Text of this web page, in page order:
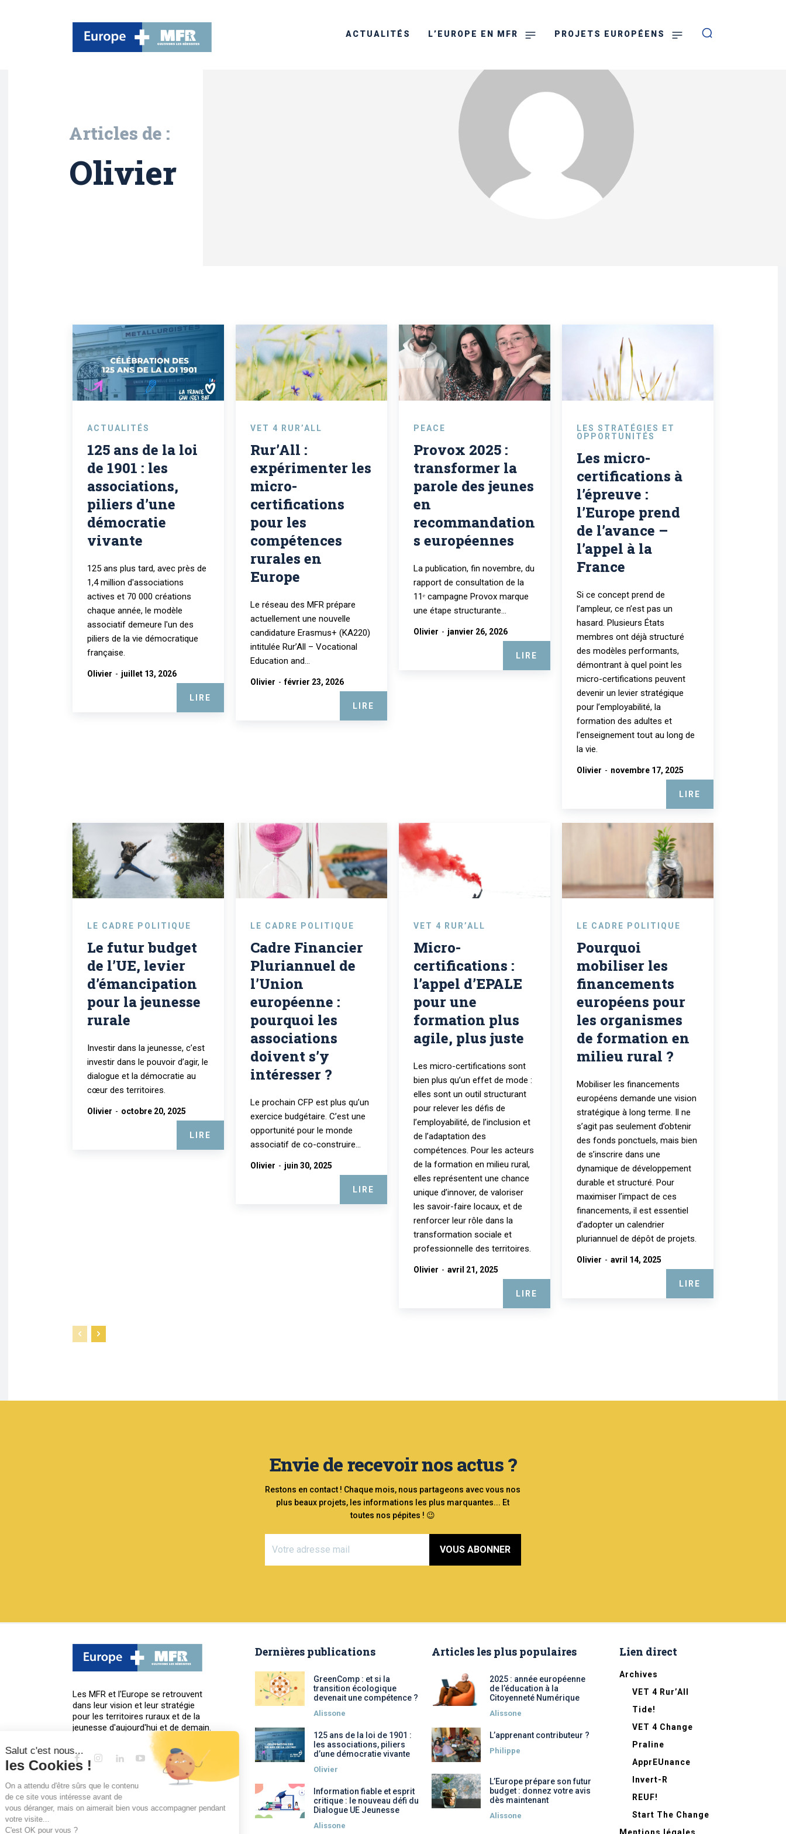
Salut c'est nous...
les Cookies !
On a attendu d'être sûrs que le contenu
de ce site vous intéresse avant de
vous déranger, mais on aimerait bien vous accompagner pendant
votre visite...
C'est OK pour vous ?
ACTUALITÉS L’EUROPE EN MFR PROJETS EUROPÉENS
Articles de :
Olivier
ACTUALITÉS
125 ans de la loi
de 1901 : les
associations,
piliers d’une
démocratie
vivante
125 ans plus tard, avec près de
1,4 million d'associations
actives et 70 000 créations
chaque année, le modèle
associatif demeure l'un des
piliers de la vie démocratique
française.
Olivier - juillet 13, 2026
LIRE
VET 4 RUR’ALL
Rur’All :
expérimenter les
micro-
certifications
pour les
compétences
rurales en
Europe
Le réseau des MFR prépare
actuellement une nouvelle
candidature Erasmus+ (KA220)
intitulée Rur’All – Vocational
Education and...
Olivier - février 23, 2026
LIRE
PEACE
Provox 2025 :
transformer la
parole des jeunes
en
recommandation
s européennes
La publication, fin novembre, du
rapport de consultation de la
11ᵉ campagne Provox marque
une étape structurante...
Olivier - janvier 26, 2026
LIRE
LES STRATÉGIES ET
OPPORTUNITÉS
Les micro-
certifications à
l’épreuve :
l’Europe prend
de l’avance –
l’appel à la
France
Si ce concept prend de
l’ampleur, ce n’est pas un
hasard. Plusieurs États
membres ont déjà structuré
des modèles performants,
démontrant à quel point les
micro-certifications peuvent
devenir un levier stratégique
pour l’employabilité, la
formation des adultes et
l’enseignement tout au long de
la vie.
Olivier - novembre 17, 2025
LIRE
LE CADRE POLITIQUE
Le futur budget
de l’UE, levier
d’émancipation
pour la jeunesse
rurale
Investir dans la jeunesse, c’est
investir dans le pouvoir d’agir, le
dialogue et la démocratie au
cœur des territoires.
Olivier - octobre 20, 2025
LIRE
LE CADRE POLITIQUE
Cadre Financier
Pluriannuel de
l’Union
européenne :
pourquoi les
associations
doivent s’y
intéresser ?
Le prochain CFP est plus qu’un
exercice budgétaire. C’est une
opportunité pour le monde
associatif de co-construire...
Olivier - juin 30, 2025
LIRE
VET 4 RUR’ALL
Micro-
certifications :
l’appel d’EPALE
pour une
formation plus
agile, plus juste
Les micro-certifications sont
bien plus qu’un effet de mode :
elles sont un outil structurant
pour relever les défis de
l’employabilité, de l’inclusion et
de l’adaptation des
compétences. Pour les acteurs
de la formation en milieu rural,
elles représentent une chance
unique d’innover, de valoriser
les savoir-faire locaux, et de
renforcer leur rôle dans la
transformation sociale et
professionnelle des territoires.
Olivier - avril 21, 2025
LIRE
LE CADRE POLITIQUE
Pourquoi
mobiliser les
financements
européens pour
les organismes
de formation en
milieu rural ?
Mobiliser les financements
européens demande une vision
stratégique à long terme. Il ne
s’agit pas seulement d’obtenir
des fonds ponctuels, mais bien
de s’inscrire dans une
dynamique de développement
durable et structuré. Pour
maximiser l’impact de ces
financements, il est essentiel
d’adopter un calendrier
pluriannuel de dépôt de projets.
Olivier - avril 14, 2025
LIRE
Envie de recevoir nos actus ?
Restons en contact ! Chaque mois, nous partageons avec vous nos
plus beaux projets, les informations les plus marquantes... Et
toutes nos pépites ! 😉
VOUS ABONNER
Les MFR et l'Europe se retrouvent
dans leur vision et leur stratégie
pour les territoires ruraux et de la
jeunesse d'aujourd'hui et de demain.
Dernières publications
GreenComp : et si la
transition écologique
devenait une compétence ?
Alissone
125 ans de la loi de 1901 :
les associations, piliers
d’une démocratie vivante
Olivier
Information fiable et esprit
critique : le nouveau défi du
Dialogue UE Jeunesse
Alissone
Articles les plus populaires
2025 : année européenne
de l’éducation à la
Citoyenneté Numérique
Alissone
L’apprenant contributeur ?
Philippe
L’Europe prépare son futur
budget : donnez votre avis
dès maintenant
Alissone
Lien direct
Archives
VET 4 Rur’All
Tide!
VET 4 Change
Praline
ApprEUnance
Invert-R
REUF!
Start The Change